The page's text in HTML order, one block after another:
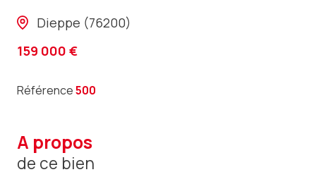
Dieppe (76200)
159 000 €
Référence500
a propos
de ce bien